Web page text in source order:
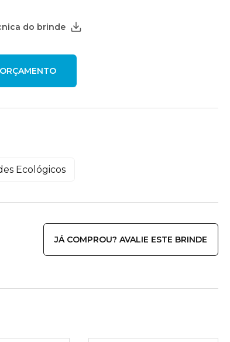
do brinde
Ecológicos
JÁ COMPROU? AVALIE ESTE BRINDE